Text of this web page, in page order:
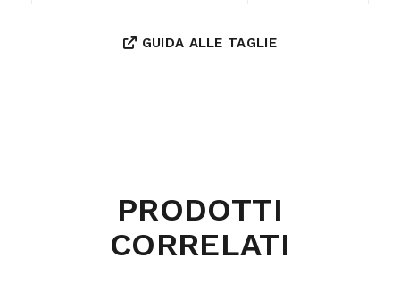
GUIDA ALLE TAGLIE
PRODOTTI
CORRELATI